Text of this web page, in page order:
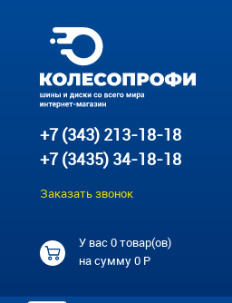
+7 (343) 213-18-18
+7 (3435) 34-18-18
Заказать звонок
У вас0 товар(ов)
на сумму0 Р